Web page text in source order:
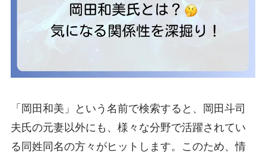
「岡田和美」という名前で検索すると、岡田斗司
夫氏の元妻以外にも、様々な分野で活躍されてい
る同姓同名の方々がヒットします。このため、情